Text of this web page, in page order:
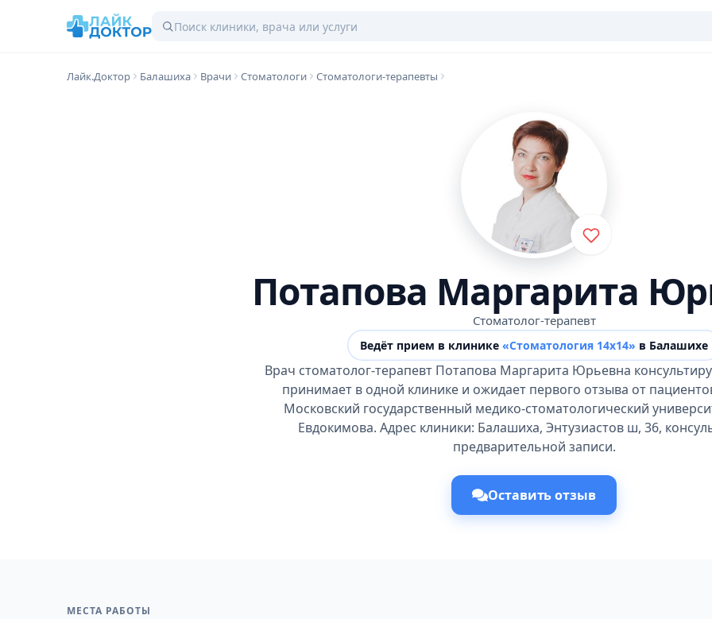
Лайк.Доктор Балашиха Врачи Стоматологи Стоматологи-терапевты
Потапова Маргарита
Стоматолог-терапевт
Ведёт прием в клинике «Стоматология 14х14» в Балашихе
Врач стоматолог-терапевт Потапова Маргарита Юрьевна
принимает в одной клинике и ожидает первого отзыва от
Московский государственный медико-стоматологический
Евдокимова. Адрес клиники: Балашиха, Энтузиастов ш, 36,
предварительной записи.
Оставить отзыв
МЕСТА РАБОТЫ